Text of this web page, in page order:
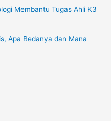
Membantu Tugas Ahli K3
Apa Bedanya dan Mana